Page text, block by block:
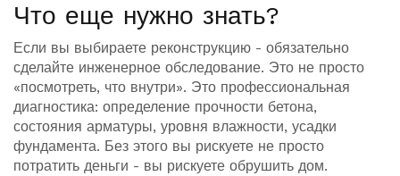
Что еще нужно знать?
Если вы выбираете реконструкцию - обязательно
сделайте инженерное обследование. Это не просто
«посмотреть, что внутри». Это профессиональная
диагностика: определение прочности бетона,
состояния арматуры, уровня влажности, усадки
фундамента. Без этого вы рискуете не просто
потратить деньги - вы рискуете обрушить дом.